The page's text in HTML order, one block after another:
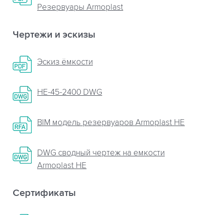
Резервуары Armoplast
Чертежи и эскизы
Эскиз ёмкости
НЕ-45-2400 DWG
BIM модель резервуаров Armoplast HE
DWG сводный чертеж на емкости
Armoplast HE
Сертификаты